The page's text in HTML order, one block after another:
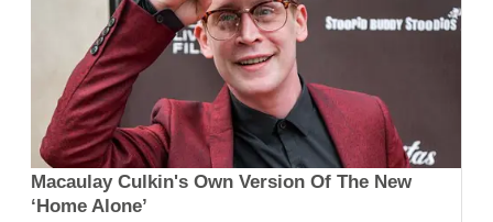
Macaulay Culkin's Own Version Of The New
‘Home Alone’